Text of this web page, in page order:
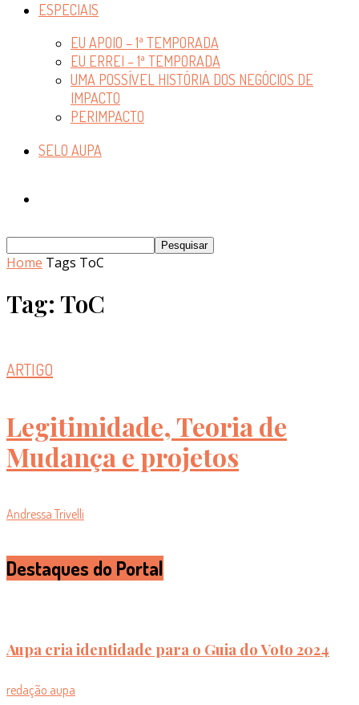
ESPECIAIS
EU APOIO – 1ª TEMPORADA
EU ERREI – 1ª TEMPORADA
UMA POSSÍVEL HISTÓRIA DOS NEGÓCIOS DE
IMPACTO
PERIMPACTO
SELO AUPA
Home Tags ToC
Tag: ToC
ARTIGO
Legitimidade, Teoria de
Mudança e projetos
Andressa Trivelli
Destaques do Portal
Aupa cria identidade para o Guia do Voto 2024
redação aupa